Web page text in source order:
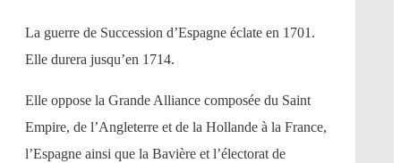
La guerre de Succession d’Espagne éclate en 1701.
Elle durera jusqu’en 1714.
Elle oppose la Grande Alliance composée du Saint
Empire, de l’Angleterre et de la Hollande à la France,
l’Espagne ainsi que la Bavière et l’électorat de